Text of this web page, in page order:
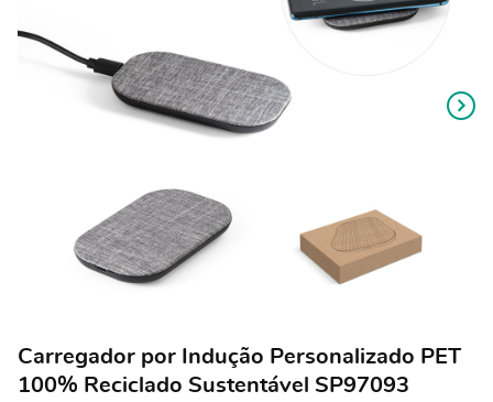
Carregador por Indução Personalizado PET
100% Reciclado Sustentável SP97093